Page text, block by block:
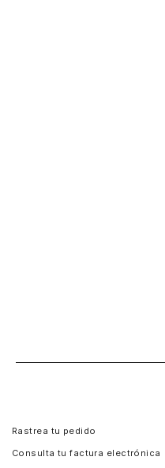
Rastrea tu pedido
Consulta tu factura electrónica